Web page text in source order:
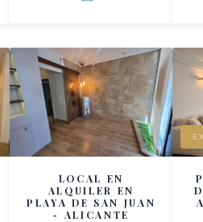
LOCAL EN
ALQUILER EN
PLAYA DE SAN JUAN
- ALICANTE